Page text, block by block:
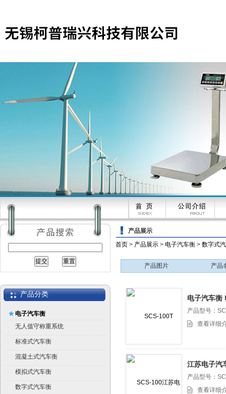
产品分类
电子汽车衡
无人值守称重系统
标准式汽车衡
混凝土式汽车衡
模拟式汽车衡
数字式汽车衡
产品展示
首页 > 产品展示 > 电子汽车衡 > 数字式
产品图片 产品
电子汽车衡
衡
产品型号：
HLSCS100T
查看详细
江苏电子汽
产品型号：
查看详细